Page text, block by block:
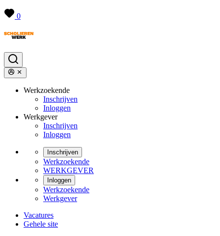
0
Werkzoekende
Inschrijven
Inloggen
Werkgever
Inschrijven
Inloggen
Inschrijven
Werkzoekende
WERKGEVER
Inloggen
Werkzoekende
Werkgever
Vacatures
Gehele site